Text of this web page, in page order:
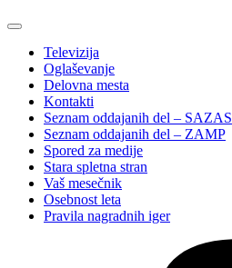
Televizija
Oglaševanje
Delovna mesta
Kontakti
Seznam oddajanih del – SAZAS
Seznam oddajanih del – ZAMP
Spored za medije
Stara spletna stran
Vaš mesečnik
Osebnost leta
Pravila nagradnih iger